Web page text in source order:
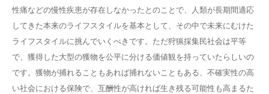
性痛などの慢性疾患が存在しなかったとのことで、人類が長期間適応
してきた本来のライフスタイルを基本として、その中で未来にむけた
ライフスタイルに挑んでいくべきです。ただ狩猟採集民社会は平等
で、獲得した大型の獲物を公平に分ける価値観を持っていたらしいの
です。獲物が捕れることもあれば捕れないこともある、不確実性の高
い社会における保険で、互酬性が高ければ生き残る可能性も高まるた